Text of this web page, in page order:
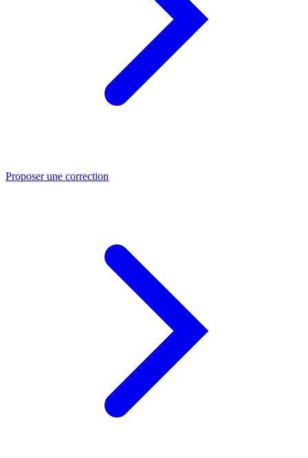
Proposer une correction